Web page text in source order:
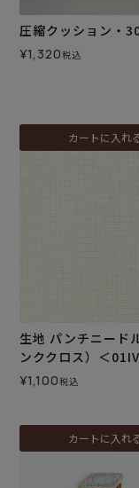
圧縮クッション・
¥1,320税込
カートに入れ
生地 パンチニード
ンククロス）＜
¥1,100税込
カートに入れ